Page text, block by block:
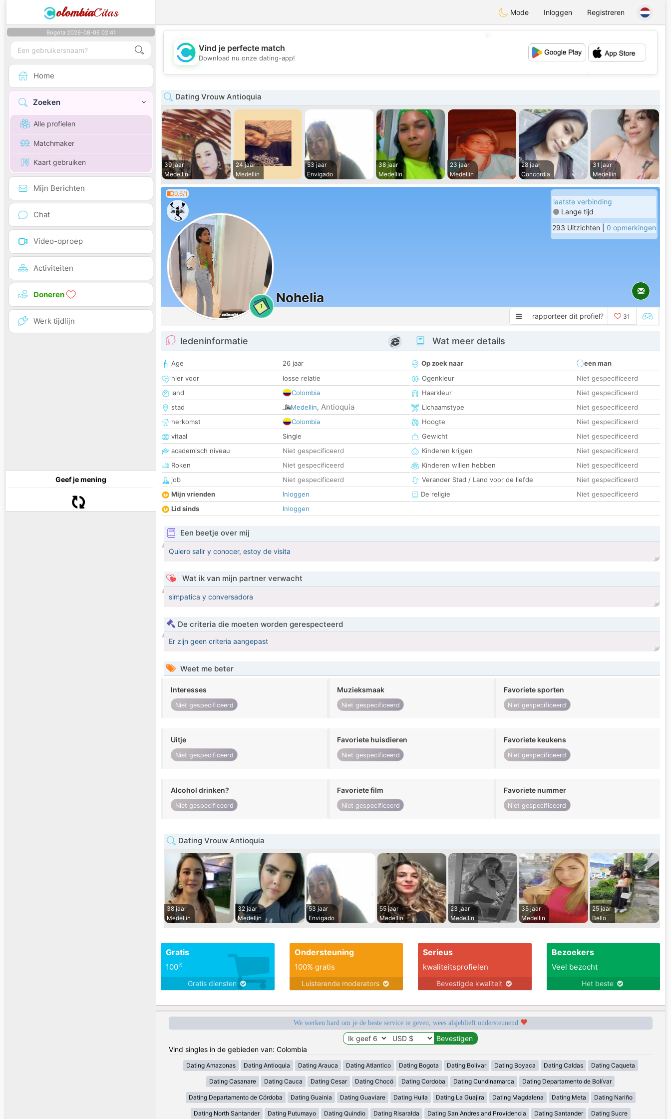
olombiaCitas Mode Inloggen Registreren
Bogota 2026-08-06 02:41
Home
Zoeken
Alle profielen
Matchmaker
Kaart gebruiken
Mijn Berichten
Chat
Video-oproep
Activiteiten
Doneren
Werk tijdlijn
Geef je mening
💕
Vind je perfecte match
Download nu onze dating-app!
Dating Vrouw Antioquia
39 jaar
Medellin
24 jaar
Medellin
53 jaar
Envigado
38 jaar
Medellin
23 jaar
Medellin
28 jaar
Concordia
31 jaar
Medellin
0.6/1
1
Nohelia
laatste verbinding
Lange tijd
293 Uitzichten | 0 opmerkingen
rapporteer dit profiel? 31
ledeninformatie
Age
26 jaar
hier voor
losse relatie
land
Colombia
stad
Medellin, Antioquia
herkomst
Colombia
vitaal
Single
academisch niveau
Niet gespecificeerd
Roken
Niet gespecificeerd
job
Niet gespecificeerd
Mijn vrienden
Inloggen
Lid sinds
Inloggen
Wat meer details
Op zoek naar
een man
Ogenkleur
Niet gespecificeerd
Haarkleur
Niet gespecificeerd
Lichaamstype
Niet gespecificeerd
Hoogte
Niet gespecificeerd
Gewicht
Niet gespecificeerd
Kinderen krijgen
Niet gespecificeerd
Kinderen willen hebben
Niet gespecificeerd
Verander Stad / Land voor de liefde
Niet gespecificeerd
De religie
Niet gespecificeerd
Een beetje over mij
Quiero salir y conocer, estoy de visita
Wat ik van mijn partner verwacht
simpatica y conversadora
De criteria die moeten worden gerespecteerd
Er zijn geen criteria aangepast
Weet me beter
Interesses
Niet gespecificeerd
Muzieksmaak
Niet gespecificeerd
Favoriete sporten
Niet gespecificeerd
Uitje
Niet gespecificeerd
Favoriete huisdieren
Niet gespecificeerd
Favoriete keukens
Niet gespecificeerd
Alcohol drinken?
Niet gespecificeerd
Favoriete film
Niet gespecificeerd
Favoriete nummer
Niet gespecificeerd
Dating Vrouw Antioquia
38 jaar
Medellin
32 jaar
Medellin
53 jaar
Envigado
55 jaar
Medellin
23 jaar
Medellin
35 jaar
Medellin
25 jaar
Bello
Gratis
100%
Gratis diensten
Ondersteuning
100% gratis
Luisterende moderators
Serieus
kwaliteitsprofielen
Bevestigde kwaliteit
Bezoekers
Veel bezocht
Het beste
We werken hard om je de beste service te geven, wees alsjeblieft ondersteunend
Vind singles in de gebieden van: Colombia
Dating Amazonas Dating Antioquia Dating Arauca Dating Atlantico Dating Bogota Dating Bolívar Dating Boyaca Dating Caldas Dating Caqueta
Dating Casanare Dating Cauca Dating Cesar Dating Chocó Dating Cordoba Dating Cundinamarca Dating Departamento de Bolívar
Dating Departamento de Córdoba Dating Guainia Dating Guaviare Dating Huila Dating La Guajira Dating Magdalena Dating Meta Dating Nariño
Dating North Santander Dating Putumayo Dating Quindio Dating Risaralda Dating San Andres and Providencia Dating Santander Dating Sucre